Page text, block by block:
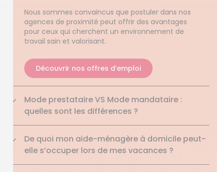
Nous sommes convaincus que postuler dans nos
agences de proximité peut offrir des avantages
pour ceux qui cherchent un environnement de
travail sain et valorisant.
Découvrir nos offres d’emploi
Mode prestataire VS Mode mandataire :
quelles sont les différences ?
De quoi mon aide-ménagère à domicile peut-
elle s’occuper lors de mes vacances ?